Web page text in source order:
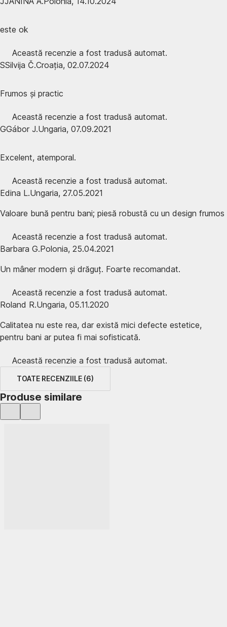
este ok
Această recenzie a fost tradusă automat.
SSilvija Č.Croația, 02.07.2024
Frumos și practic
Această recenzie a fost tradusă automat.
GGábor J.Ungaria, 07.09.2021
Excelent, atemporal.
Această recenzie a fost tradusă automat.
Edina L.Ungaria, 27.05.2021
Valoare bună pentru bani; piesă robustă cu un design frumos
Această recenzie a fost tradusă automat.
Barbara G.Polonia, 25.04.2021
Un mâner modern și drăguț. Foarte recomandat.
Această recenzie a fost tradusă automat.
Roland R.Ungaria, 05.11.2020
Calitatea nu este rea, dar există mici defecte estetice,
pentru bani ar putea fi mai sofisticată.
Această recenzie a fost tradusă automat.
TOATE RECENZIILE (6)
Produse similare